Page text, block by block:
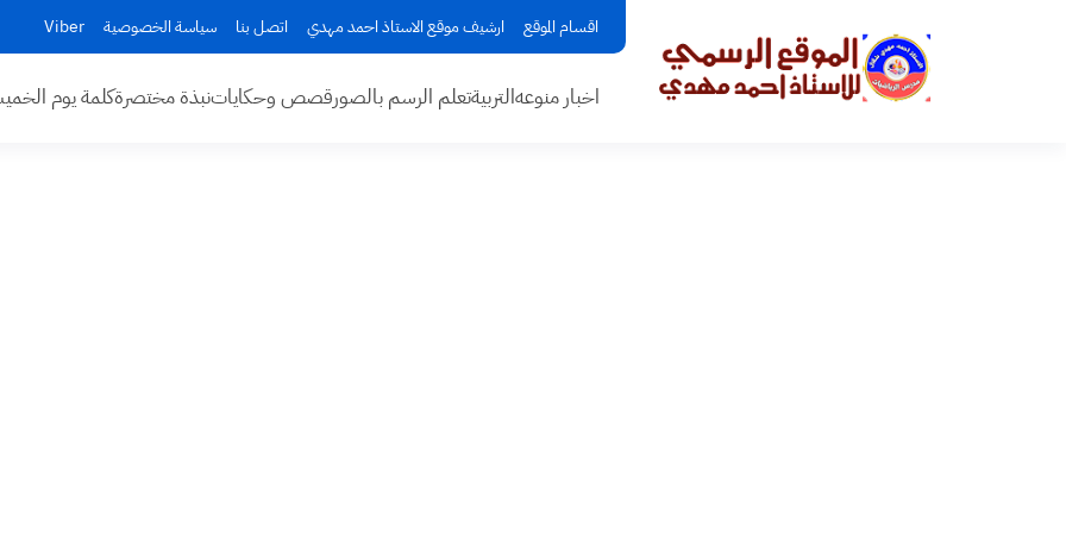
اقسام الموقع ارشيف موقع الاستاذ احمد مهدي اتصل بنا سياسة الخصوصية Viber
اخبار منوعهالتربيةتعلم الرسم بالصورقصص وحكاياتنبذة مختصرةكلمة يوم